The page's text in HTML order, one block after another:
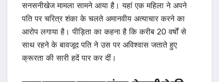
सनसनीखेज मामला सामने आया है। यहां एक महिला ने अपने
पति पर चरित्र शंका के चलते अमानवीय अत्याचार करने का
आरोप लगाया है। पीड़िता का कहना है कि करीब 20 वर्षों से
साथ रहने के बावजूद पति ने उस पर अविश्वास जताते हुए
क्रूरता की सारी हदें पार कर दीं।